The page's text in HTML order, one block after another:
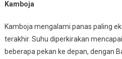
Kamboja
Kamboja mengalami panas paling
terakhir. Suhu diperkirakan
beberapa pekan ke depan, dengan